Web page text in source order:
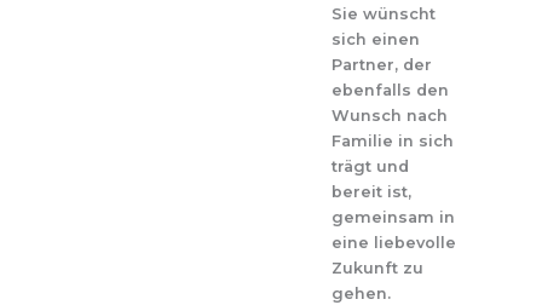
Sie wünscht
sich einen
Partner, der
ebenfalls den
Wunsch nach
Familie in sich
trägt und
bereit ist,
gemeinsam in
eine liebevolle
Zukunft zu
gehen.